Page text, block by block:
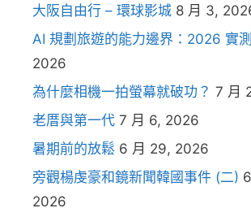
大阪自由行 – 環球影城 8 月 3,
AI 規劃旅遊的能力邊界：2026 實測
2026
為什麼相機一拍螢幕就破功？ 7 月
老厝與第一代 7 月 6, 2026
暑期前的放鬆 6 月 29, 2026
旁觀楊虔豪和鏡新聞韓國事件 (二)
2026